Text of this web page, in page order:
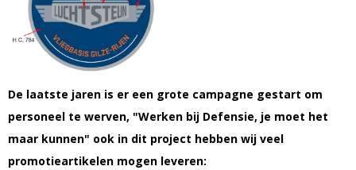
De laatste jaren is er een grote campagne gestart om
personeel te werven, "Werken bij Defensie, je moet het
maar kunnen" ook in dit project hebben wij veel
promotieartikelen mogen leveren: